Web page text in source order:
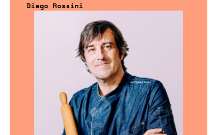
Diego Rossini